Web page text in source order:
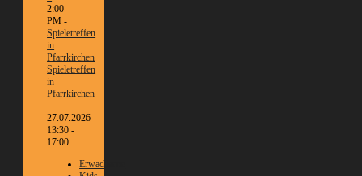
2:00
PM -
Spieletreffen
in
Pfarrkirchen
Spieletreffen
in
Pfarrkirchen
27.07.2026
13:30 -
17:00
Erwachsene